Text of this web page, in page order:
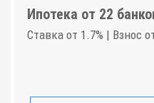
Ипотека от 22
Ставка от 1.7% | Взнос